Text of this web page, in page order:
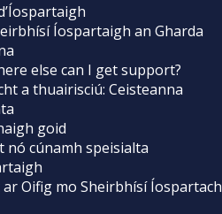
Íospartaigh an Gharda
else can I get support?
a thuairisciú: Ceisteanna
goid
nó cúnamh speisialta
ar Oifig mo Sheirbhísí Íospartach